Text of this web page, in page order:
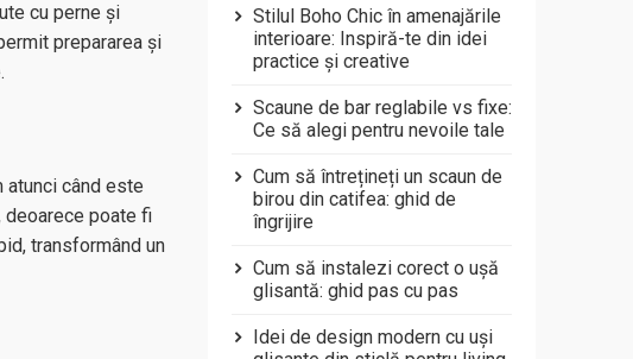
cu perne și
prepararea și
atunci când este
deoarece poate fi
transformând un
Stilul Boho Chic în amenajările
interioare: Inspiră-te din idei
practice și creative
Scaune de bar reglabile vs fixe:
Ce să alegi pentru nevoile tale
Cum să întrețineți un scaun de
birou din catifea: ghid de
îngrijire
Cum să instalezi corect o ușă
glisantă: ghid pas cu pas
Idei de design modern cu uși